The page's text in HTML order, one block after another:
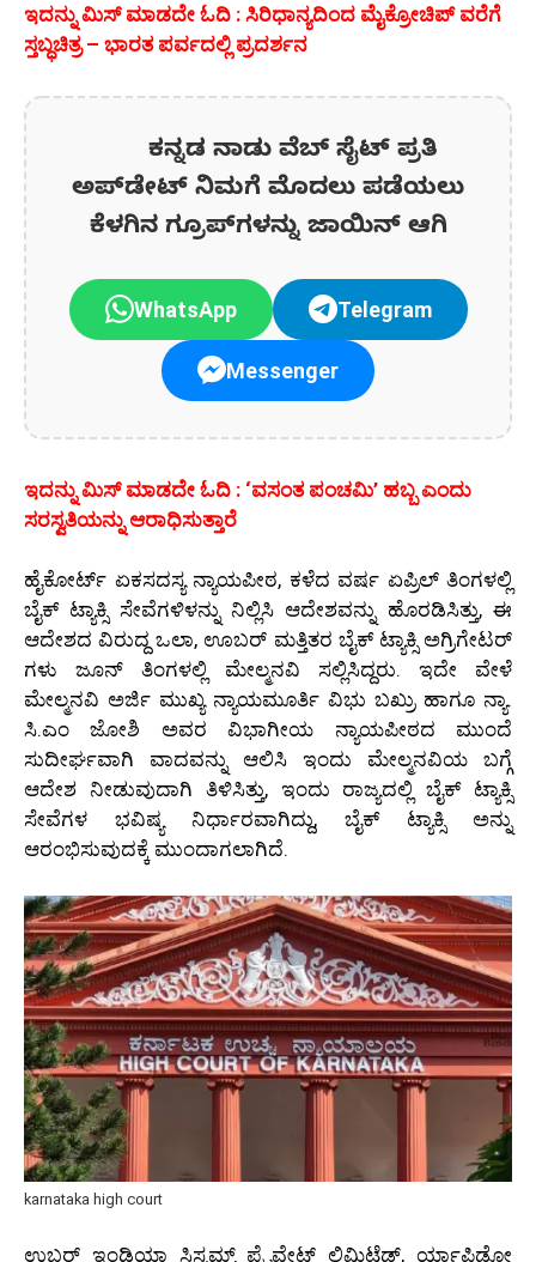
ಇದನ್ನು ಮಿಸ್ ಮಾಡದೇ ಓದಿ : ಸಿರಿಧಾನ್ಯದಿಂದ ಮೈಕ್ರೋಚಿಪ್ ವರೆಗೆ
ಸ್ತಬ್ಧಚಿತ್ರ – ಭಾರತ ಪರ್ವದಲ್ಲಿ ಪ್ರದರ್ಶನ
ಕನ್ನಡ ನಾಡು ವೆಬ್ ಸೈಟ್ ಪ್ರತಿ
ಅಪ್‌ಡೇಟ್‌ ನಿಮಗೆ ಮೊದಲು ಪಡೆಯಲು
ಕೆಳಗಿನ ಗ್ರೂಪ್‌ಗಳನ್ನು ಜಾಯಿನ್ ಆಗಿ
WhatsApp Telegram
Messenger
ಇದನ್ನು ಮಿಸ್‌ ಮಾಡದೇ ಓದಿ : ‘ವಸಂತ ಪಂಚಮಿ’ ಹಬ್ಬ ಎಂದು
ಸರಸ್ವತಿಯನ್ನು ಆರಾಧಿಸುತ್ತಾರೆ
ಹೈಕೋರ್ಟ್ ಏಕಸದಸ್ಯ ನ್ಯಾಯಪೀಠ, ಕಳೆದ ವರ್ಷ ಏಪ್ರಿಲ್ ತಿಂಗಳಲ್ಲಿ
ಬೈಕ್ ಟ್ಯಾಕ್ಸಿ ಸೇವೆಗಳಿಳನ್ನು ನಿಲ್ಲಿಸಿ ಆದೇಶವನ್ನು ಹೊರಡಿಸಿತ್ತು, ಈ
ಆದೇಶದ ವಿರುದ್ದ ಒಲಾ, ಊಬರ್ ಮತ್ತಿತರ ಬೈಕ್ ಟ್ಯಾಕ್ಸಿ ಅಗ್ರಿಗೇಟರ್
ಗಳು ಜೂನ್ ತಿಂಗಳಲ್ಲಿ ಮೇಲ್ಮನವಿ ಸಲ್ಲಿಸಿದ್ದರು. ಇದೇ ವೇಳೆ
ಮೇಲ್ಮನವಿ ಅರ್ಜಿ ಮುಖ್ಯ ನ್ಯಾಯಮೂರ್ತಿ ವಿಭು ಬಖ್ರು ಹಾಗೂ ನ್ಯಾ.
ಸಿ.ಎಂ ಜೋಶಿ ಅವರ ವಿಭಾಗೀಯ ನ್ಯಾಯಪೀಠದ ಮುಂದೆ
ಸುದೀರ್ಘವಾಗಿ ವಾದವನ್ನು ಆಲಿಸಿ ಇಂದು ಮೇಲ್ಮನವಿಯ ಬಗ್ಗೆ
ಆದೇಶ ನೀಡುವುದಾಗಿ ತಿಳಿಸಿತ್ತು, ಇಂದು ರಾಜ್ಯದಲ್ಲಿ ಬೈಕ್ ಟ್ಯಾಕ್ಸಿ
ಸೇವೆಗಳ ಭವಿಷ್ಯ ನಿರ್ಧಾರವಾಗಿದ್ದು, ಬೈಕ್ ಟ್ಯಾಕ್ಸಿ ಅನ್ನು
ಆರಂಭಿಸುವುದಕ್ಕೆ ಮುಂದಾಗಲಾಗಿದೆ.
karnataka high court
ಉಬರ್ ಇಂಡಿಯಾ ಸಿಸ್ಟಮ್ಸ್ ಪ್ರೈವೇಟ್ ಲಿಮಿಟೆಡ್, ರ್ಯಾಪಿಡೋ